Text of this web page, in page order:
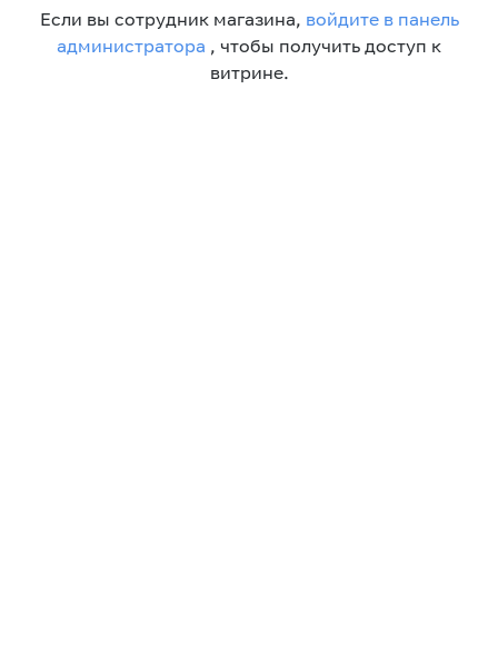
Если вы сотрудник магазина, войдите в панель
администратора , чтобы получить доступ к
витрине.